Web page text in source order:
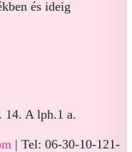
és ideig
14. A lph.1 a.
| Tel: 06-30-10-121-